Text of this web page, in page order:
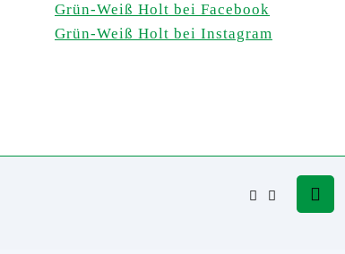
Grün-Weiß Holt bei Facebook
Grün-Weiß Holt bei Instagram